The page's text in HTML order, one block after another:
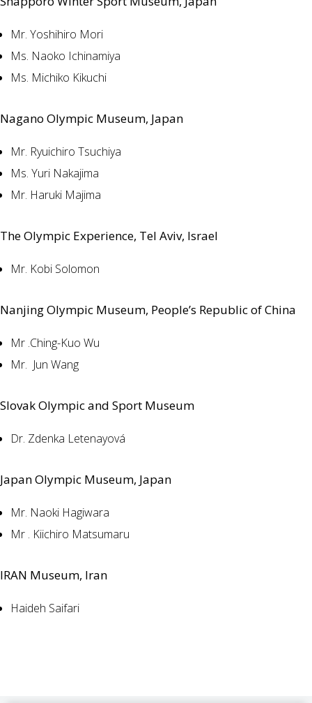
Mr. Yoshihiro Mori
Ms. Naoko Ichinamiya
Ms. Michiko Kikuchi
Nagano Olympic Museum, Japan
Mr. Ryuichiro Tsuchiya
Ms. Yuri Nakajima
Mr. Haruki Majima
The Olympic Experience, Tel Aviv, Israel
Mr. Kobi Solomon
Nanjing Olympic Museum, People’s Republic of China
Mr .Ching-Kuo Wu
Mr. Jun Wang
Slovak Olympic and Sport Museum
Dr. Zdenka Letenayová
Japan Olympic Museum, Japan
Mr. Naoki Hagiwara
Mr . Kiichiro Matsumaru
IRAN Museum, Iran
Haideh Saifari